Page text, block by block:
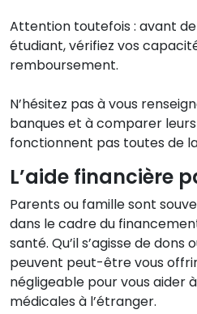
Attention toutefois : avant
étudiant, vérifiez vos
remboursement.
N’hésitez pas à vous
banques et à comparer
fonctionnent pas toutes de
L’aide financière
Parents ou famille sont
dans le cadre du
santé. Qu’il s’agisse de
peuvent peut-être vous
négligeable pour vous aider
médicales à l’étranger.